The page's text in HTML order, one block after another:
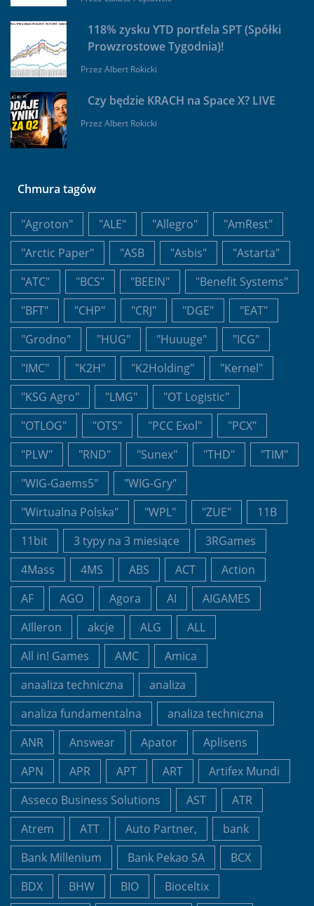
118% zysku YTD portfela SPT (Spółki
Prowzrostowe Tygodnia)!
Przez Albert Rokicki
Czy będzie KRACH na Space X? LIVE
Przez Albert Rokicki
Chmura tagów
"Agroton" "ALE" "Allegro"
"AmRest"
"Arctic Paper"
"ASB "Asbis"
"Astarta"
"ATC"
"BCS" "BEEIN"
"Benefit Systems"
"BFT"
"CHP" "CRJ" "DGE"
"EAT"
"Grodno"
"HUG" "Huuuge"
"ICG"
"IMC"
"K2H" "K2Holding"
"Kernel"
"KSG Agro"
"LMG"
"OT Logistic"
"OTLOG"
"OTS" "PCC Exol"
"PCX"
"PLW"
"RND" "Sunex" "THD"
"TIM"
"WIG-Gaems5"
"WIG-Gry"
"Wirtualna Polska"
"WPL" "ZUE"
11B
11bit
3 typy na 3 miesiące
3RGames
4Mass
4MS ABS ACT
Action
AF
AGO Agora AI
AIGAMES
AIlleron
akcje ALG
ALL
All in! Games
AMC
Amica
anaaliza techniczna
analiza
analiza fundamentalna
analiza techniczna
ANR
Answear Apator
Aplisens
APN
APR APT ART
Artifex Mundi
Asseco Business Solutions
AST
ATR
Atrem
ATT Auto Partner,
bank
Bank Millenium
Bank Pekao SA
BCX
BDX
BHW BIO
Bioceltix